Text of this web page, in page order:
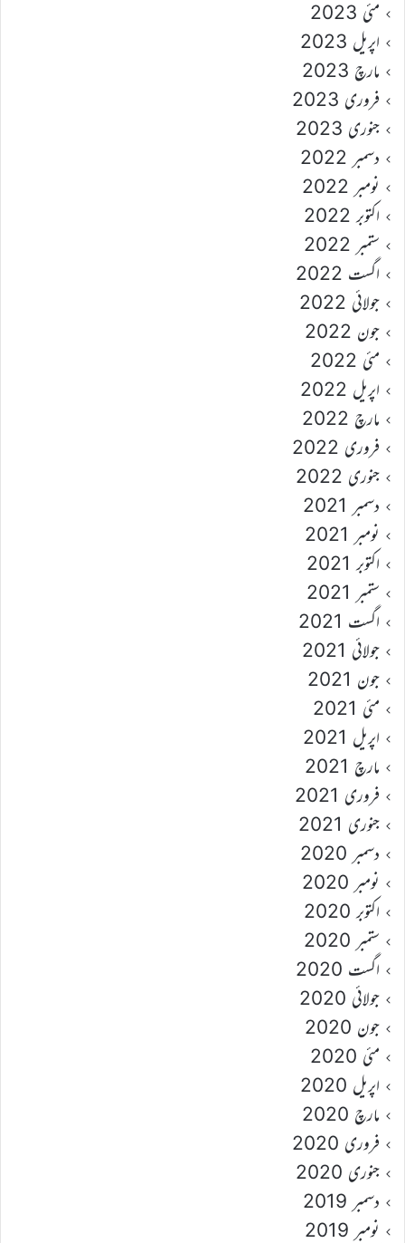
مئی 2023
اپریل 2023
مارچ 2023
فروری 2023
جنوری 2023
دسمبر 2022
نومبر 2022
اکتوبر 2022
ستمبر 2022
اگست 2022
جولائی 2022
جون 2022
مئی 2022
اپریل 2022
مارچ 2022
فروری 2022
جنوری 2022
دسمبر 2021
نومبر 2021
اکتوبر 2021
ستمبر 2021
اگست 2021
جولائی 2021
جون 2021
مئی 2021
اپریل 2021
مارچ 2021
فروری 2021
جنوری 2021
دسمبر 2020
نومبر 2020
اکتوبر 2020
ستمبر 2020
اگست 2020
جولائی 2020
جون 2020
مئی 2020
اپریل 2020
مارچ 2020
فروری 2020
جنوری 2020
دسمبر 2019
نومبر 2019